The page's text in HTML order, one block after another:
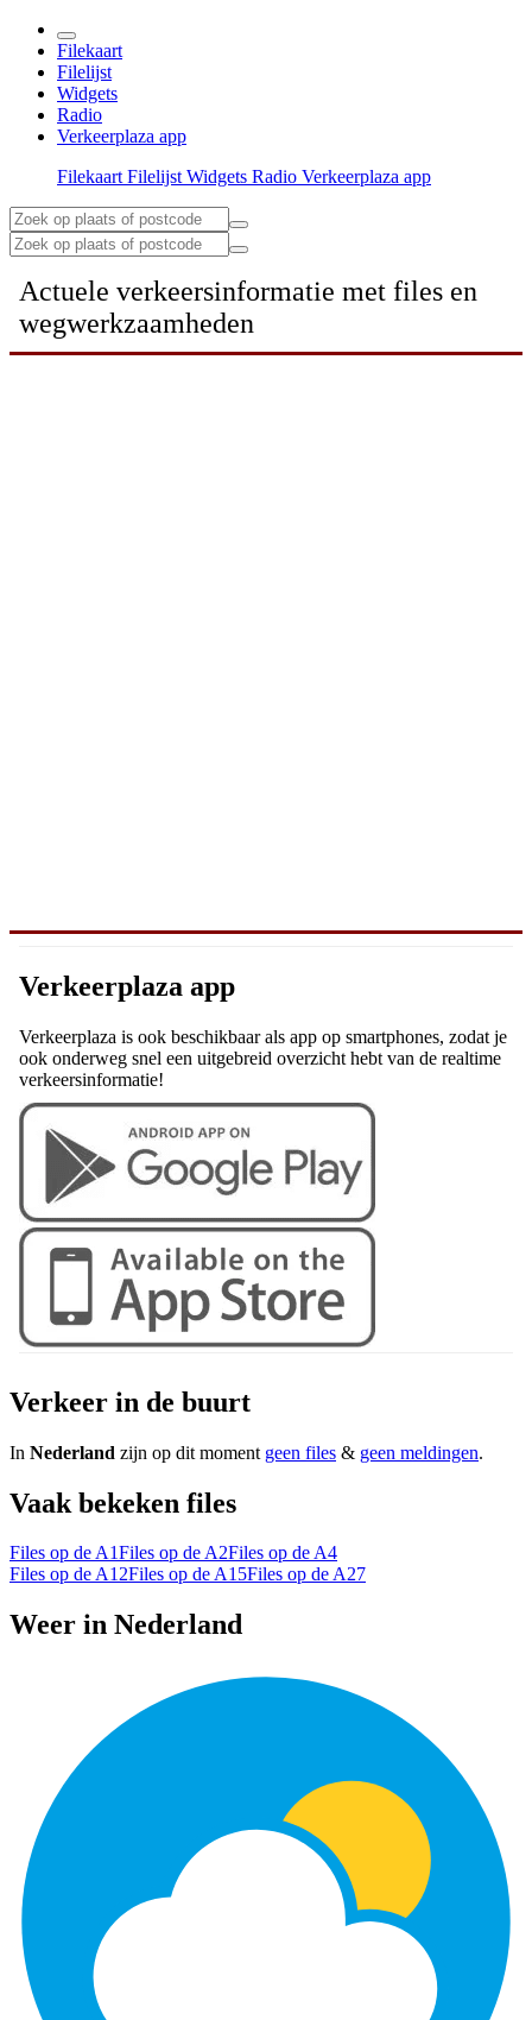
Filekaart
Filelijst
Widgets
Radio
Verkeerplaza app
Filekaart Filelijst Widgets Radio Verkeerplaza app
Actuele verkeersinformatie met files en
wegwerkzaamheden
Verkeerplaza app
Verkeerplaza is ook beschikbaar als app op smartphones, zodat je
ook onderweg snel een uitgebreid overzicht hebt van de realtime
verkeersinformatie!
Verkeer in de buurt
In Nederland zijn op dit moment geen files & geen meldingen.
Vaak bekeken files
Files op de A1Files op de A2Files op de A4
Files op de A12Files op de A15Files op de A27
Weer in Nederland